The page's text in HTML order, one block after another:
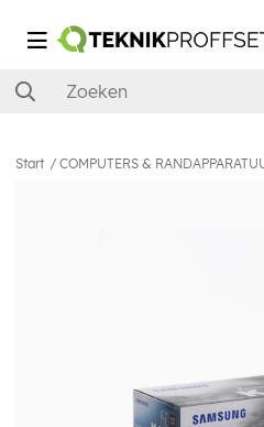
Start COMPUTERS &